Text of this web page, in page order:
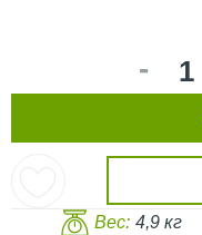
-
Вес: 4,9 кг